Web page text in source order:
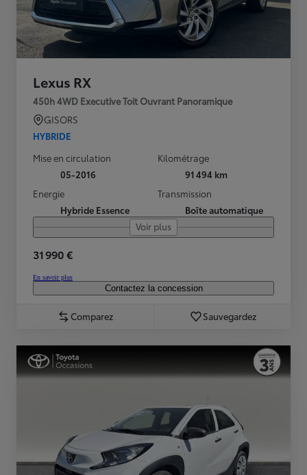
Lexus RX
450h 4WD Executive Toit Ouvrant Panoramique
GISORS
HYBRIDE
Mise en circulation
05-2016
Kilométrage
91 494 km
Energie
Hybride Essence
Transmission
Boîte automatique
Voir plus
31 990 €
En savoir plus
Contactez la concession
Comparez Sauvegardez